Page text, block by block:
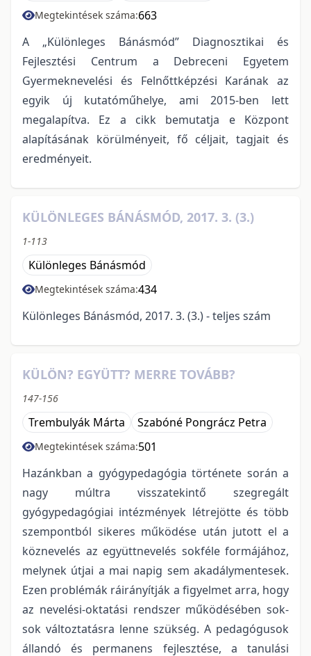
Megtekintések száma:663
A „Különleges Bánásmód” Diagnosztikai és
Fejlesztési Centrum a Debreceni Egyetem
Gyermeknevelési és Felnőttképzési Karának az
egyik új kutatóműhelye, ami 2015-ben lett
megalapítva. Ez a cikk bemutatja e Központ
alapításának körülményeit, fő céljait, tagjait és
eredményeit.
KÜLÖNLEGES BÁNÁSMÓD, 2017. 3. (3.)
1-113
Különleges Bánásmód
Megtekintések száma:434
Különleges Bánásmód, 2017. 3. (3.) - teljes szám
KÜLÖN? EGYÜTT? MERRE TOVÁBB?
147-156
Trembulyák Márta Szabóné Pongrácz Petra
Megtekintések száma:501
Hazánkban a gyógypedagógia története során a
nagy múltra visszatekintő szegregált
gyógypedagógiai intézmények létrejötte és több
szempontból sikeres működése után jutott el a
köznevelés az együttnevelés sokféle formájához,
melynek útjai a mai napig sem akadálymentesek.
Ezen problémák ráirányítják a figyelmet arra, hogy
az nevelési-oktatási rendszer működésében sok-
sok változtatásra lenne szükség. A pedagógusok
állandó és permanens fejlesztése, a tanulási